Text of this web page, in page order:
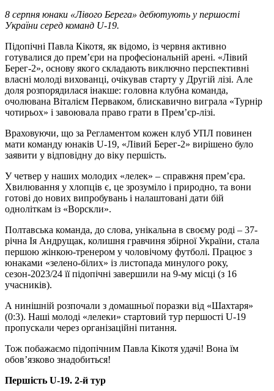
8 серпня юнаки «Лівого Берега» дебютують у першості
України серед команд U-19.
Підопічні Павла Кікотя, як відомо, із червня активно
готувалися до прем’єри на професіональній арені. «Лівий
Берег-2», основу якого складають виключно перспективні
власні молоді вихованці, очікував старту у Другій лізі. Але
доля розпорядилася інакше: головна клубна команда,
очолювана Віталієм Перваком, блискавично виграла «Турнір
чотирьох» і завоювала право грати в Прем’єр-лізі.
Враховуючи, що за Регламентом кожен клуб УПЛ повинен
мати команду юнаків U-19, «Лівий Берег-2» вирішено було
заявити у відповідну до віку першість.
У четвер у наших молодих «лелек» – справжня прем’єра.
Хвилювання у хлопців є, це зрозуміло і природно, та вони
готові до нових випробувань і налаштовані дати бій
одноліткам із «Ворскли».
Полтавська команда, до слова, унікальна в своєму роді – 37-
річна Ія Андрущак, колишня гравчиня збірної України, стала
першою жінкою-тренером у чоловічому футболі. Працює з
юнаками «зелено-білих» із листопада минулого року,
сезон-2023/24 її підопічні завершили на 9-му місці (з 16
учасників).
А нинішній розпочали з домашньої поразки від «Шахтаря»
(0:3). Наші молоді «лелеки» стартовий тур першості U-19
пропускали через організаційні питання.
Тож побажаємо підопічним Павла Кікотя удачі! Вона їм
обов’язково знадобиться!
Першість U-19. 2-й тур